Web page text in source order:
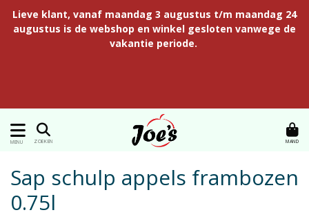
Lieve klant, vanaf maandag 3 augustus t/m maandag 24
augustus is de webshop en winkel gesloten vanwege de
vakantie periode.
MENU ZOEKEN MAND
Sap schulp appels frambozen
0.75l